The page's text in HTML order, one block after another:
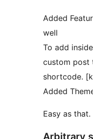
Added
well
To add
custom post
shortcode.
Added
Easy as that.
Arbitrary